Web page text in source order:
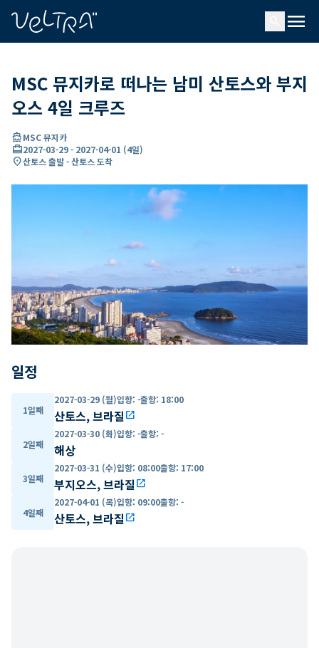
menu
MSC 뮤지카로 떠나는 남미 산토스와 부지
오스 4일 크루즈
directions_boatMSC 뮤지카
card_travel2027-03-29- 2027-04-01 (4일)
location_on산토스 출발 - 산토스 도착
일정
1일째
2027-03-29 (월)입항: -출항: 18:00
산토스, 브라질open_in_new
2일째
2027-03-30 (화)입항: -출항: -
해상
3일째
2027-03-31 (수)입항: 08:00출항: 17:00
부지오스, 브라질open_in_new
4일째
2027-04-01 (목)입항: 09:00출항: -
산토스, 브라질open_in_new